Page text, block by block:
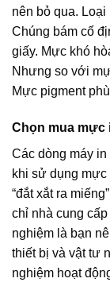
nên bỏ qua.
Chúng bám cố
giấy. Mực khó
Nhưng so với
Mực pigment
Chọn mua mực
Các dòng máy
khi sử dụng
“đắt xắt ra
chỉ nhà cung
nghiệm là bạn
thiết bị và vật tư
nghiệm hoạt